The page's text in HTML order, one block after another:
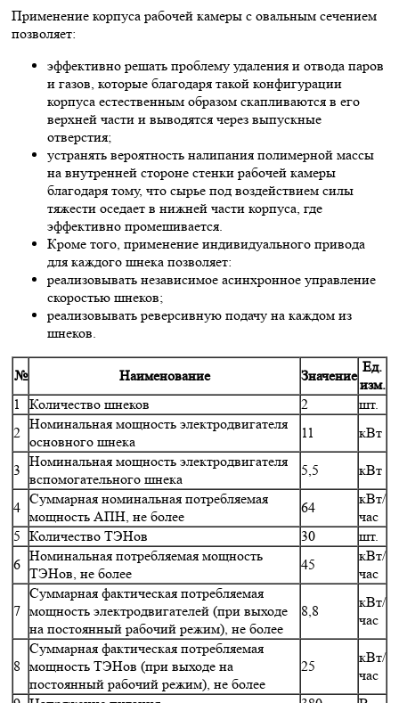
Применение корпуса рабочей камеры с овальным сечением
позволяет:
эффективно решать проблему удаления и отвода паров
и газов, которые благодаря такой конфигурации
корпуса естественным образом скапливаются в его
верхней части и выводятся через выпускные
отверстия;
устранять вероятность налипания полимерной массы
на внутренней стороне стенки рабочей камеры
благодаря тому, что сырье под воздействием силы
тяжести оседает в нижней части корпуса, где
эффективно промешивается.
Кроме того, применение индивидуального привода
для каждого шнека позволяет:
реализовывать независимое асинхронное управление
скоростью шнеков;
реализовывать реверсивную подачу на каждом из
шнеков.
№ Наименование Значение
Ед.
изм.
1
Количество шнеков 2
шт.
2
Номинальная мощность электродвигателя
основного шнека
11 кВт
3
Номинальная мощность электродвигателя
вспомогательного шнека
5,5 кВт
4
Суммарная номинальная потребляемая
мощность АПН, не более
64
кВт/
час
5 Количество ТЭНов 30
шт.
6
Номинальная потребляемая мощность
ТЭНов, не более
45
кВт/
час
7
Суммарная фактическая потребляемая
мощность электродвигателей (при выходе
на постоянный рабочий режим), не более
8,8
кВт/
час
8
Суммарная фактическая потребляемая
мощность ТЭНов (при выходе на
постоянный рабочий режим), не более
25
кВт/
час